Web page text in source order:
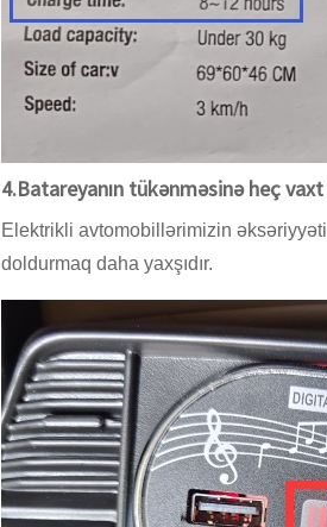
4.Batareyanın tükənməsinə heç
Elektrikli avtomobillərimizin
doldurmaq daha yaxşıdır.